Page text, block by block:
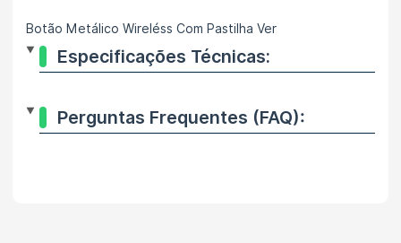
Botão Metálico Wireléss Com Pastilha Ver
Especificações Técnicas:
Perguntas Frequentes (FAQ):